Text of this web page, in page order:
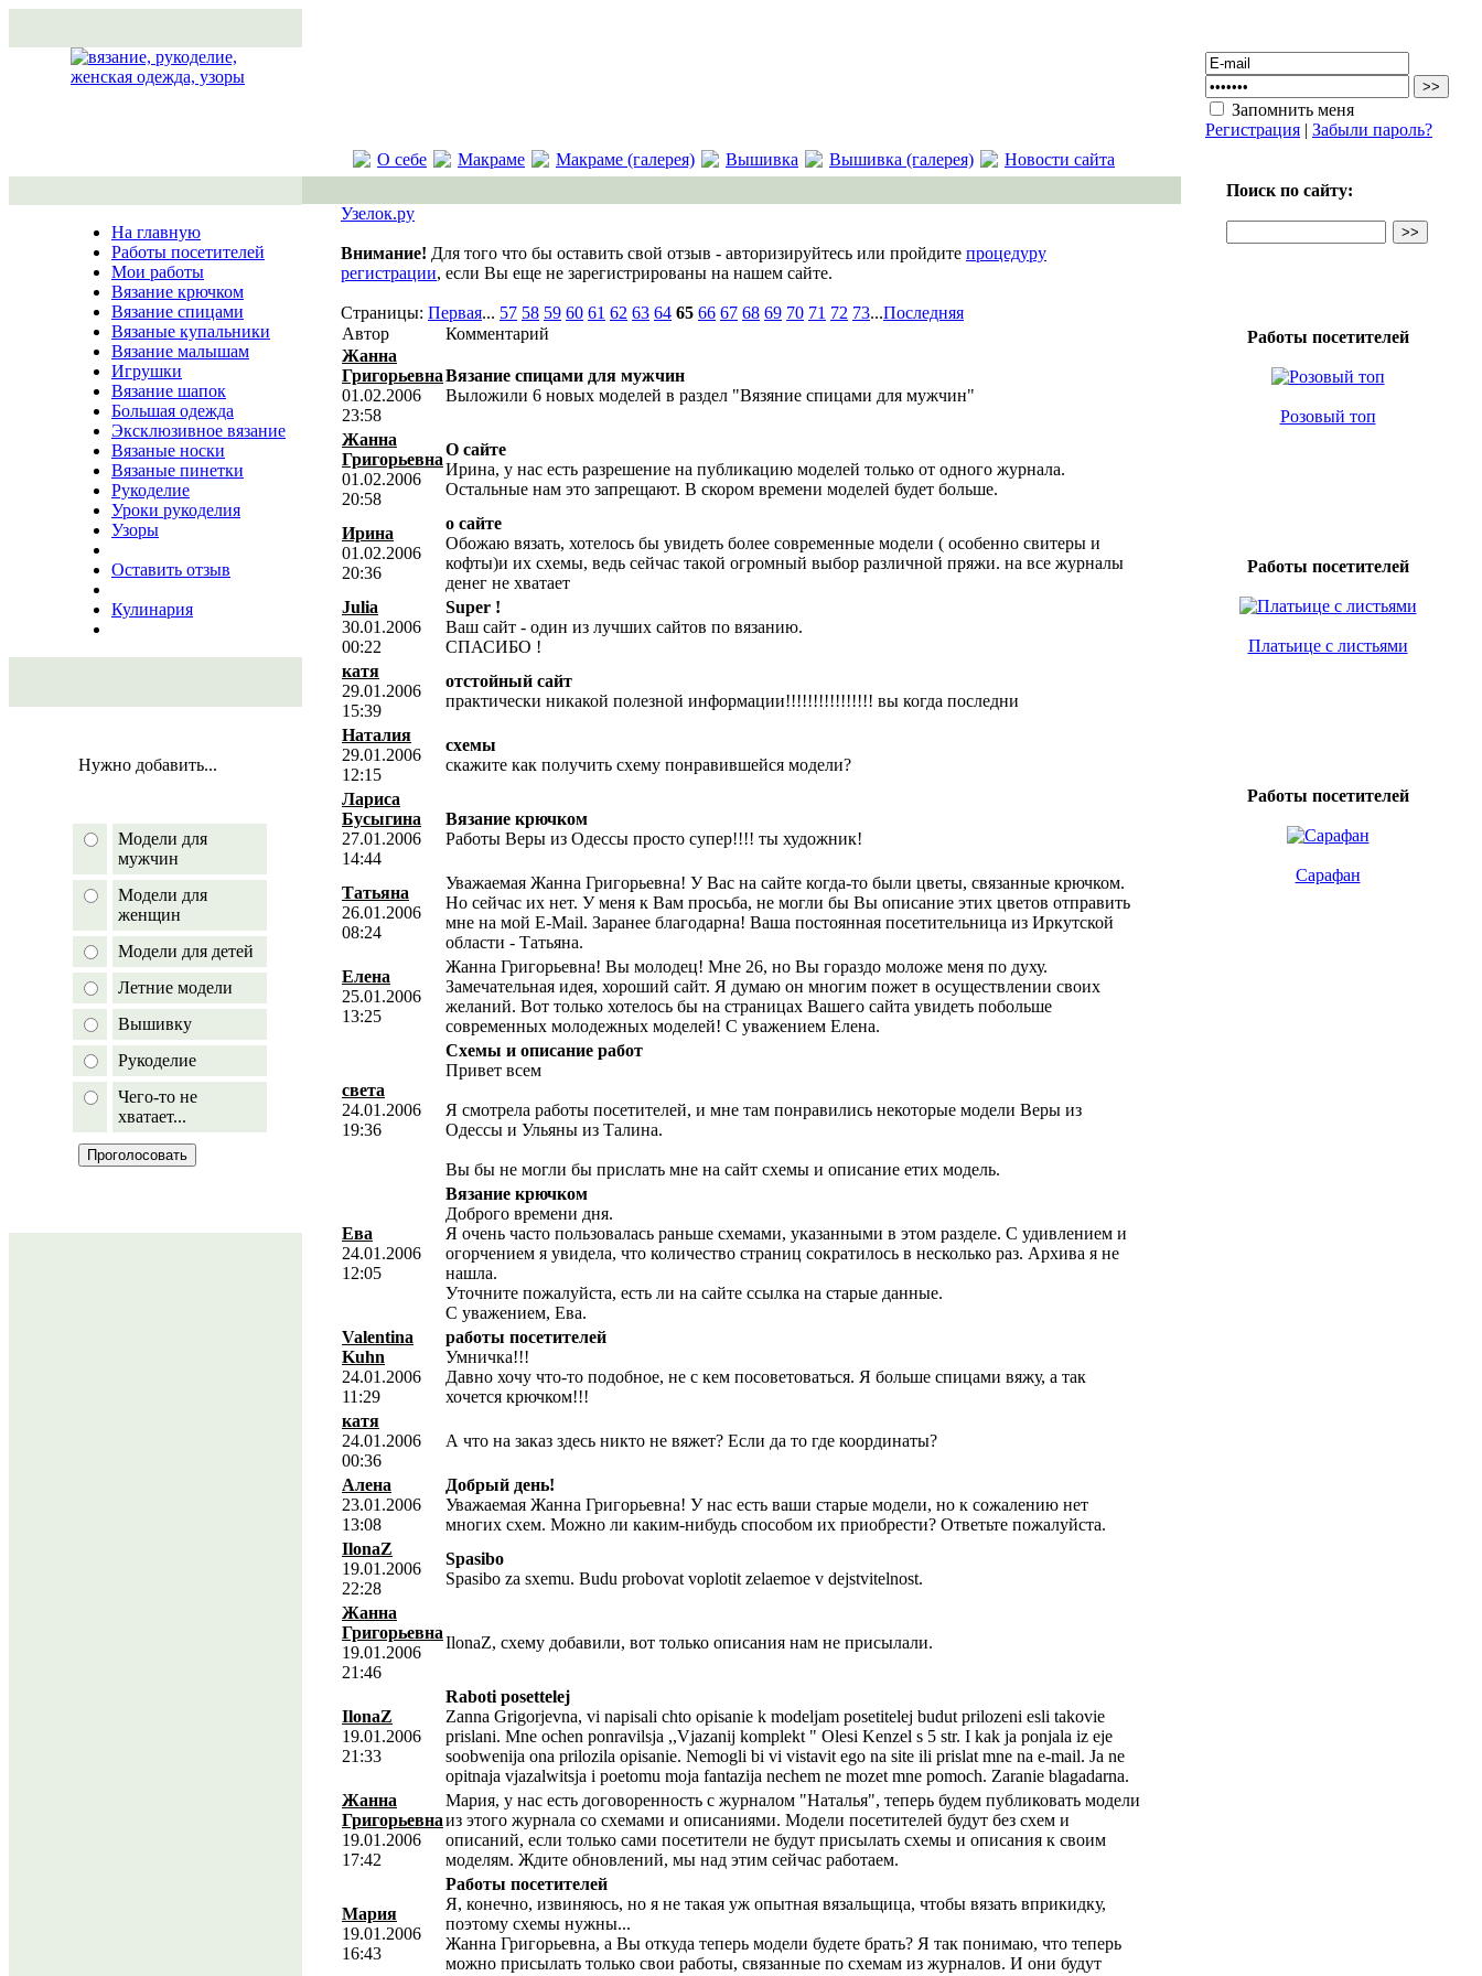
Запомнить меня
Регистрация | Забыли пароль?
О себе
Макраме Макраме (галерея) Вышивка Вышивка (галерея) Новости сайта
На главную
Работы посетителей
Мои работы
Вязание крючком
Вязание спицами
Вязаные купальники
Вязание малышам
Игрушки
Вязание шапок
Большая одежда
Эксклюзивное вязание
Вязаные носки
Вязаные пинетки
Рукоделие
Уроки рукоделия
Узоры
Оставить отзыв
Кулинария
Нужно добавить...
Модели для
мужчин
Модели для
женщин
Модели для детей
Летние модели
Вышивку
Рукоделие
Чего-то не
хватает...
Узелок.ру
Внимание! Для того что бы оставить свой отзыв - авторизируйтесь или пройдите процедуру
регистрации, если Вы еще не зарегистрированы на нашем сайте.
Страницы: Первая... 57 58 59 60 61 62 63 64 65 66 67 68 69 70 71 72 73...Последняя
Автор
Комментарий
Жанна
Григорьевна
01.02.2006
23:58
Вязание спицами для мужчин
Выложили 6 новых моделей в раздел "Вязяние спицами для мужчин"
Жанна
Григорьевна
01.02.2006
20:58
О сайте
Ирина, у нас есть разрешение на публикацию моделей только от одного журнала.
Остальные нам это запрещают. В скором времени моделей будет больше.
Ирина
01.02.2006
20:36
о сайте
Обожаю вязать, хотелось бы увидеть более современные модели ( особенно свитеры и
кофты)и их схемы, ведь сейчас такой огромный выбор различной пряжи. на все журналы
денег не хватает
Julia
30.01.2006
00:22
Super !
Ваш сайт - один из лучших сайтов по вязанию.
СПАСИБО !
катя
29.01.2006
15:39
отстойный сайт
практически никакой полезной информации!!!!!!!!!!!!!!!! вы когда последни
Наталия
29.01.2006
12:15
схемы
скажите как получить схему понравившейся модели?
Лариса
Бусыгина
27.01.2006
14:44
Вязание крючком
Работы Веры из Одессы просто супер!!!! ты художник!
Татьяна
26.01.2006
08:24
Уважаемая Жанна Григорьевна! У Вас на сайте когда-то были цветы, связанные крючком.
Но сейчас их нет. У меня к Вам просьба, не могли бы Вы описание этих цветов отправить
мне на мой E-Mail. Заранее благодарна! Ваша постоянная посетительница из Иркутской
области - Татьяна.
Елена
25.01.2006
13:25
Жанна Григорьевна! Вы молодец! Мне 26, но Вы гораздо моложе меня по духу.
Замечательная идея, хороший сайт. Я думаю он многим пожет в осуществлении своих
желаний. Вот только хотелось бы на страницах Вашего сайта увидеть побольше
современных молодежных моделей! С уважением Елена.
света
24.01.2006
19:36
Схемы и описание работ
Привет всем
Я смотрела работы посетителей, и мне там понравились некоторые модели Веры из
Одессы и Ульяны из Талина.
Вы бы не могли бы прислать мне на сайт схемы и описание етих модель.
Ева
24.01.2006
12:05
Вязание крючком
Доброго времени дня.
Я очень часто пользовалась раньше схемами, указанными в этом разделе. С удивлением и
огорчением я увидела, что количество страниц сократилось в несколько раз. Архива я не
нашла.
Уточните пожалуйста, есть ли на сайте ссылка на старые данные.
С уважением, Ева.
Valentina
Kuhn
24.01.2006
11:29
работы посетителей
Умничка!!!
Давно хочу что-то подобное, не с кем посоветоваться. Я больше спицами вяжу, а так
хочется крючком!!!
катя
24.01.2006
00:36
А что на заказ здесь никто не вяжет? Если да то где координаты?
Алена
23.01.2006
13:08
Добрый день!
Уважаемая Жанна Григорьевна! У нас есть ваши старые модели, но к сожалению нет
многих схем. Можно ли каким-нибудь способом их приобрести? Ответьте пожалуйста.
IlonaZ
19.01.2006
22:28
Spasibo
Spasibo za sxemu. Budu probovat voplotit zelaemoe v dejstvitelnost.
Жанна
Григорьевна
19.01.2006
21:46
IlonaZ, схему добавили, вот только описания нам не присылали.
IlonaZ
19.01.2006
21:33
Raboti posettelej
Zanna Grigorjevna, vi napisali chto opisanie k modeljam posetitelej budut prilozeni esli takovie
prislani. Mne ochen ponravilsja ,,Vjazanij komplekt " Olesi Kenzel s 5 str. I kak ja ponjala iz eje
soobwenija ona prilozila opisanie. Nemogli bi vi vistavit ego na site ili prislat mne na e-mail. Ja ne
opitnaja vjazalwitsja i poetomu moja fantazija nechem ne mozet mne pomoch. Zaranie blagadarna.
Жанна
Григорьевна
19.01.2006
17:42
Мария, у нас есть договоренность с журналом "Наталья", теперь будем публиковать модели
из этого журнала со схемами и описаниями. Модели посетителей будут без схем и
описаний, если только сами посетители не будут присылать схемы и описания к своим
моделям. Ждите обновлений, мы над этим сейчас работаем.
Мария
19.01.2006
16:43
Работы посетителей
Я, конечно, извиняюсь, но я не такая уж опытная вязальщица, чтобы вязать вприкидку,
поэтому схемы нужны...
Жанна Григорьевна, а Вы откуда теперь модели будете брать? Я так понимаю, что теперь
можно присылать только свои работы, связанные по схемам из журналов. И они будут
Поиск по сайту:
Работы посетителей
Розовый топ
Работы посетителей
Платьице с листьями
Работы посетителей
Сарафан